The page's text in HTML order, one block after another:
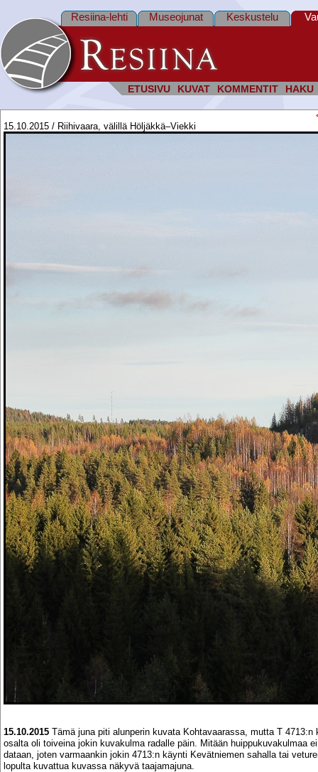
ETUSIVU KUVAT KOMMENTIT HAKU
Resiina-lehti Museojunat Keskustelu
15.10.2015 / Riihivaara, välillä Höljäkkä–Viekki
15.10.2015 Tämä juna piti alunperin kuvata Kohtavaarassa, mutta T
osalta oli toiveina jokin kuvakulma radalle päin. Mitään huippukuvakulmaa
dataan, joten varmaankin jokin 4713:n käynti Kevätniemen sahalla tai
lopulta kuvattua kuvassa näkyvä taajamajuna.